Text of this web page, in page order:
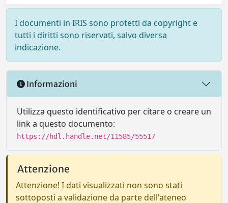
I documenti in IRIS sono protetti da copyright e
tutti i diritti sono riservati, salvo diversa
indicazione.
Informazioni
Utilizza questo identificativo per citare o creare un
link a questo documento:
https://hdl.handle.net/11585/55517
Attenzione
Attenzione! I dati visualizzati non sono stati
sottoposti a validazione da parte dell'ateneo